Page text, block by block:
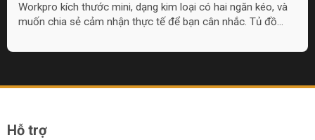
Workpro kích thước mini, dạng kim loại có hai ngăn kéo, và
muốn chia sẻ cảm nhận thực tế để bạn cân nhắc. Tủ đồ
nghề nhỏ gọn, làm quà tặng, hoặc đặt trong góc làm việc khi
Hỗ trợ